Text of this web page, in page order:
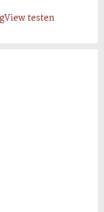
testen